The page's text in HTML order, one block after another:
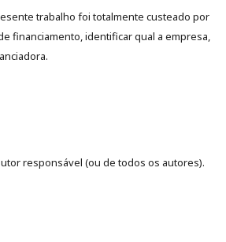
trabalho foi totalmente custeado por
financiamento, identificar qual a empresa,
responsável (ou de todos os autores).